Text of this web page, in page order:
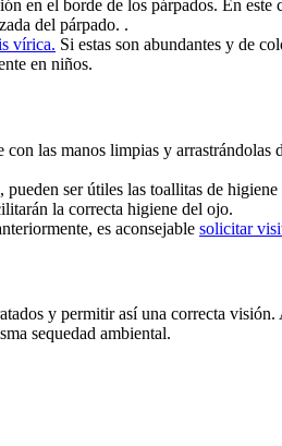
el borde de los párpados. En este
del párpado. .
vírica. Si estas son abundantes y de
en niños.
las manos limpias y
ser útiles las toallitas de
la correcta higiene del ojo.
es aconsejable solicitar
y permitir así una correcta
sequedad ambiental.